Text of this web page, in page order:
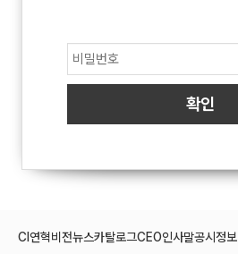
CI 연혁비전뉴스카탈로그CEO인사말공시정보